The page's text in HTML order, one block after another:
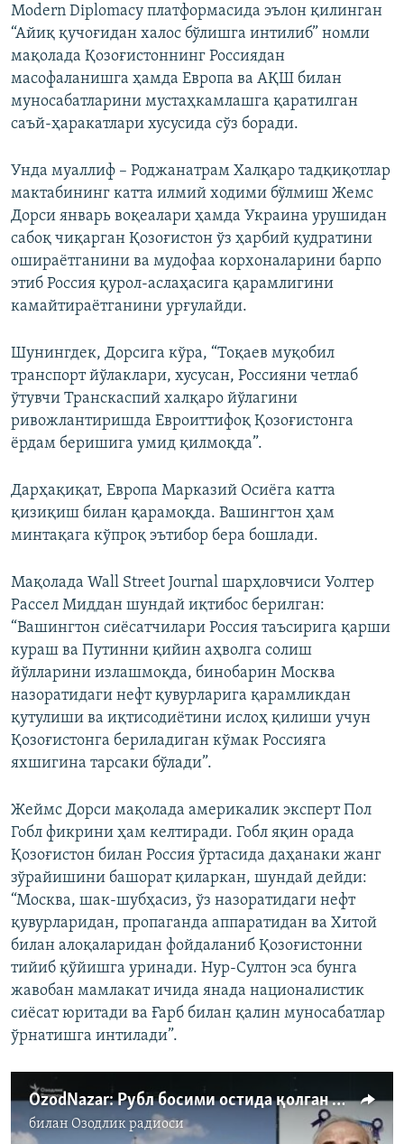
Modern Diplomacy платформасида эълон қилинган
“Айиқ қучоғидан халос бўлишга интилиб” номли
мақолада Қозоғистоннинг Россиядан
масофаланишга ҳамда Европа ва АҚШ билан
муносабатларини мустаҳкамлашга қаратилган
саъй-ҳаракатлари хусусида сўз боради.
Унда муаллиф – Роджанатрам Халқаро тадқиқотлар
мактабининг катта илмий ходими бўлмиш Жемс
Дорси январь воқеалари ҳамда Украина урушидан
сабоқ чиқарган Қозоғистон ўз ҳарбий қудратини
ошираётганини ва мудофаа корхоналарини барпо
этиб Россия қурол-аслаҳасига қарамлигини
камайтираётганини урғулайди.
Шунингдек, Дорсига кўра, “Тоқаев муқобил
транспорт йўлаклари, хусусан, Россияни четлаб
ўтувчи Транскаспий халқаро йўлагини
ривожлантиришда Евроиттифоқ Қозоғистонга
ёрдам беришига умид қилмоқда”.
Дарҳақиқат, Европа Марказий Осиёга катта
қизиқиш билан қарамоқда. Вашингтон ҳам
минтақага кўпроқ эътибор бера бошлади.
Мақолада Wall Street Journal шарҳловчиси Уолтер
Рассел Миддан шундай иқтибос берилган:
“Вашингтон сиёсатчилари Россия таъсирига қарши
кураш ва Путинни қийин аҳволга солиш
йўлларини излашмоқда, бинобарин Москва
назоратидаги нефт қувурларига қарамликдан
қутулиши ва иқтисодиётини ислоҳ қилиши учун
Қозоғистонга бериладиган кўмак Россияга
яхшигина тарсаки бўлади”.
Жеймс Дорси мақолада америкалик эксперт Пол
Гобл фикрини ҳам келтиради. Гобл яқин орада
Қозоғистон билан Россия ўртасида даҳанаки жанг
зўрайишини башорат қиларкан, шундай дейди:
“Москва, шак-шубҳасиз, ўз назоратидаги нефт
қувурларидан, пропаганда аппаратидан ва Хитой
билан алоқаларидан фойдаланиб Қозоғистонни
тийиб қўйишга уринади. Нур-Султон эса бунга
жавобан мамлакат ичида янада националистик
сиёсат юритади ва Ғарб билан қалин муносабатлар
ўрнатишга интилади”.
OzodNazar: Рубл босими остида қолган Ўзбекистон ва “урушга тайёрланаётган” Қозоғистон
билан Озодлик радиоси